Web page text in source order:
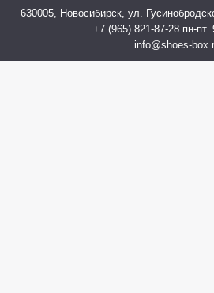
630005, Новосибирск, ул.
+7 (965) 821-87-28 пн-пт.
info@shoes-